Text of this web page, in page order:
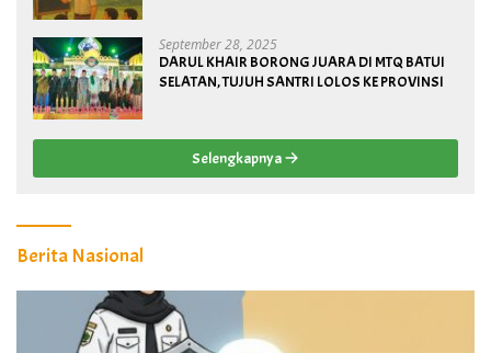
September 28, 2025
DARUL KHAIR BORONG JUARA DI MTQ BATUI
SELATAN, TUJUH SANTRI LOLOS KE PROVINSI
Selengkapnya
Berita Nasional